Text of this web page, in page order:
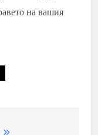
на вашия